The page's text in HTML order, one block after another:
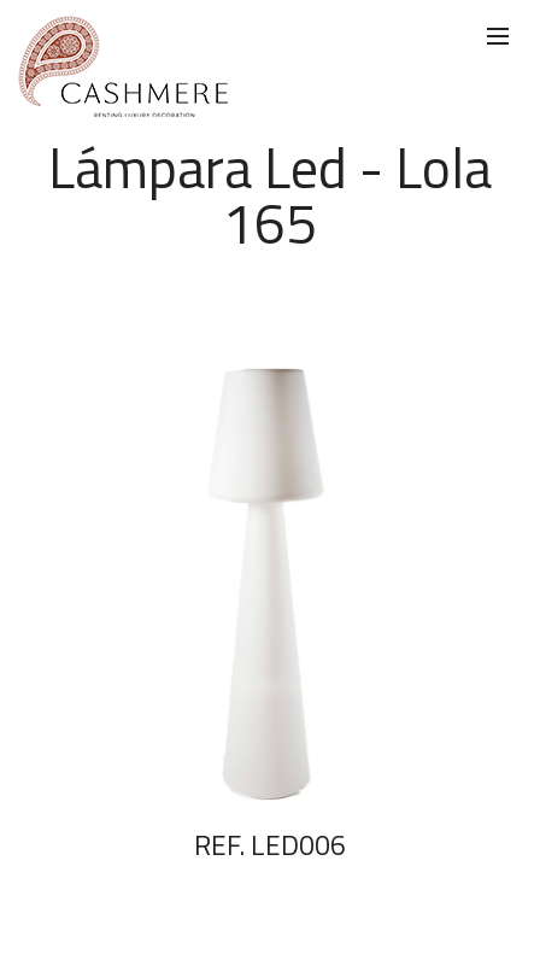
Lámpara Led - Lola
165
REF. LED006